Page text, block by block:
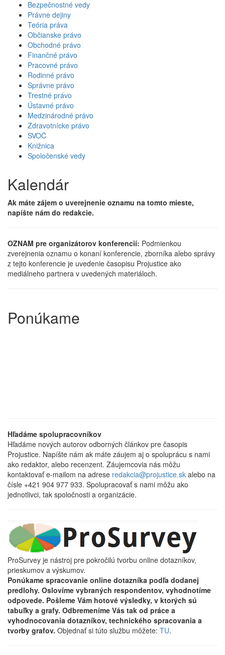
Bezpečnostné vedy
Právne dejiny
Teória práva
Občianske právo
Obchodné právo
Finančné právo
Pracovné právo
Rodinné právo
Správne právo
Trestné právo
Ústavné právo
Medzinárodné právo
Zdravotnícke právo
SVOČ
Knižnica
Spoločenské vedy
Kalendár
Ak máte zájem o uverejnenie oznamu na tomto mieste,
napíšte nám do redakcie.
OZNAM pre organizátorov konferencií: Podmienkou
zverejnenia oznamu o konaní konferencie, zborníka alebo správy
z tejto konferencie je uvedenie časopisu Projustice ako
mediálneho partnera v uvedených materiáloch.
Ponúkame
Hľadáme spolupracovníkov
Hľadáme nových autorov odborných článkov pre časopis
Projustice. Napíšte nám ak máte záujem aj o spoluprácu s nami
ako redaktor, alebo recenzent. Záujemcovia nás môžu
kontaktovať e-mailom na adrese redakcia@projustice.sk alebo na
čísle +421 904 977 933. Spolupracovať s nami môžu ako
jednotlivci, tak spoločnosti a organizácie.
ProSurvey je nástroj pre pokročilú tvorbu online dotazníkov,
prieskumov a výskumov.
Ponúkame spracovanie online dotazníka podľa dodanej
predlohy. Oslovíme vybraných respondentov, vyhodnotíme
odpovede. Pošleme Vám hotové výsledky, v ktorých sú
tabuľky a grafy. Odbremeníme Vás tak od práce a
vyhodnocovania dotazníkov, technického spracovania a
tvorby grafov. Objednať si túto službu môžete: TU.